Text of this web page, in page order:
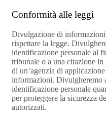
Conformità alle leggi
Divulgazione di
rispettare la legge.
identificazione personale al
tribunale o a una citazione
di un’agenzia di
informazioni. Divulgheremo
identificazione personale
per proteggere la sicurezza
autorizzati.